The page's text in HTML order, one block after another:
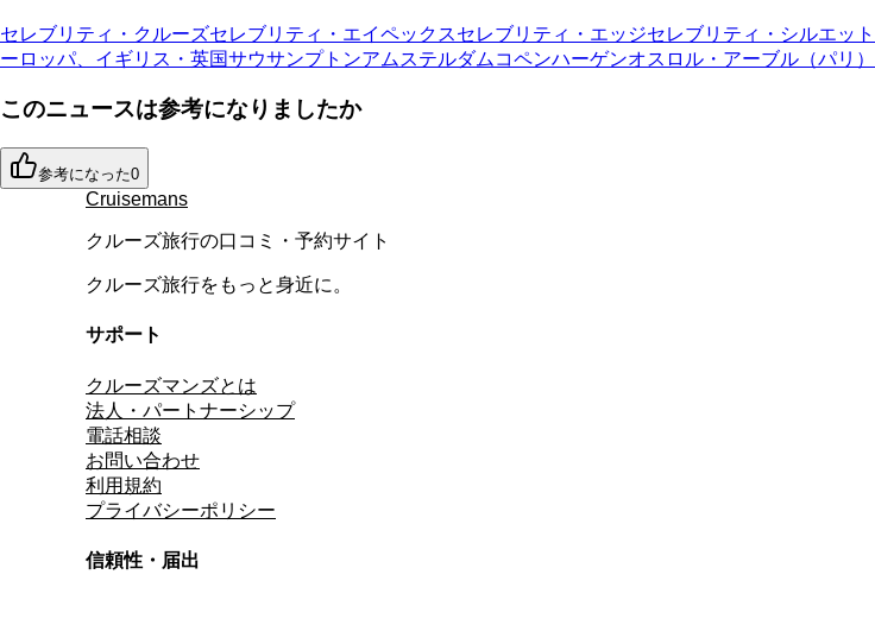
セレブリティ・クルーズセレブリティ・エイペックスセレブリティ・エッジセレブリティ・シルエット
ーロッパ、イギリス・英国サウサンプトンアムステルダム コペンハーゲンオスロ ル・アーブル（パリ）
このニュースは参考になりましたか
参考になった0
Cruisemans
クルーズ旅行の口コミ・予約サイト
クルーズ旅行をもっと身近に。
サポート
クルーズマンズとは
法人・パートナーシップ
電話相談
お問い合わせ
利用規約
プライバシーポリシー
信頼性・届出